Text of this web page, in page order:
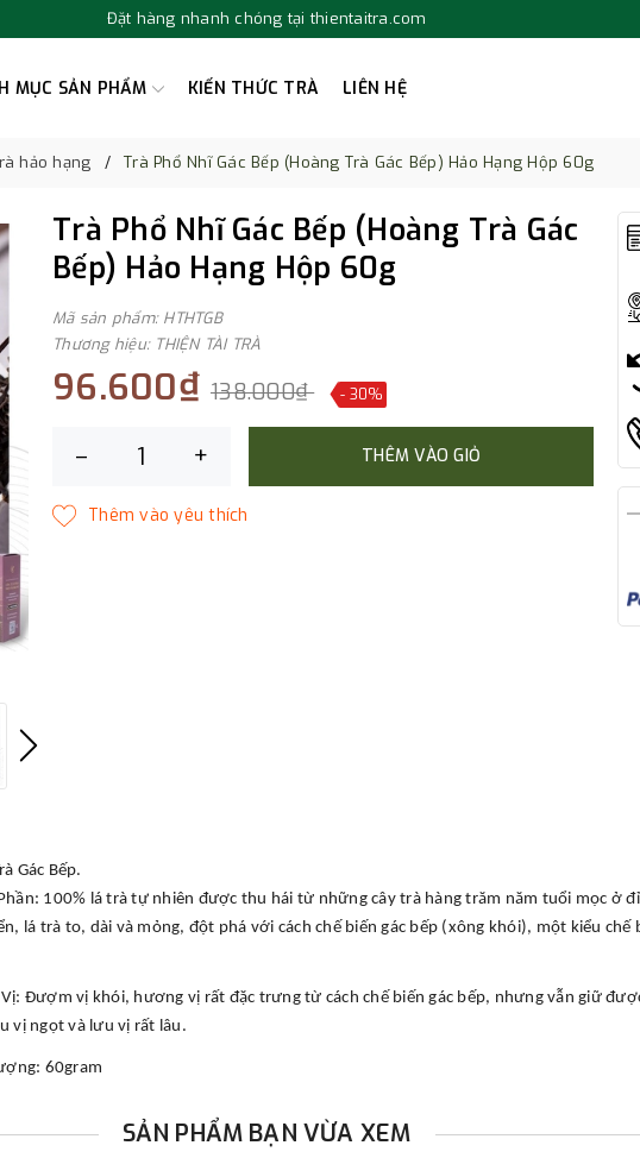
Đặt hàng nhanh chóng tại thientaitra.com
MỤC SẢN PHẨM KIẾN THỨC TRÀ LIÊN HỆ
hảo hạng Trà Phổ Nhĩ Gác Bếp (Hoàng Trà Gác Bếp) Hảo Hạng Hộp 60g
Trà Phổ Nhĩ Gác Bếp (Hoàng Trà Gác
Bếp) Hảo Hạng Hộp 60g
Mã sản phẩm: HTHTGB
Thương hiệu: THIỆN TÀI TRÀ
96.600₫ 138.000₫ - 30%
– + THÊM VÀO GIỎ
Gác Bếp.
100% lá trà tự nhiên được thu hái từ những cây trà hàng trăm năm tuổi mọc ở
lá trà to, dài và mỏng, đột phá với cách chế biến gác bếp (xông khói), một kiểu
Đượm vị khói, hương vị rất đặc trưng từ cách chế biến gác bếp, nhưng vẫn giữ
vị ngọt và lưu vị rất lâu.
60gram
SẢN PHẨM BẠN VỪA XEM